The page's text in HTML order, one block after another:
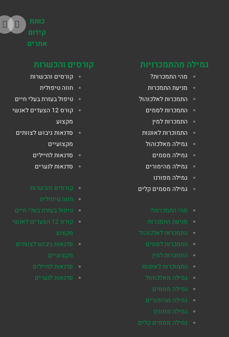
כוונת
קידום
אתרים
גמילה מהתמכרויות
מהי התמכרות?
מניעת התמכרות
התמכרות לאלכוהול
התמכרות לסמים
התמכרות למין
התמוכרות לאוננות
גמילה מאלכוהול
גמילה מסמים
גמילה מהימורים
גמילה מפורנו
גמילה מסמים קלים
מהי התמכרות?
מניעת התמכרות
התמכרות לאלכוהול
התמכרות לסמים
התמכרות למין
התמוכרות לאוננות
גמילה מאלכוהול
גמילה מסמים
גמילה מהימורים
גמילה מפורנו
גמילה מסמים קלים
קורסים והכשרות
קורסים והכשרות
חווה טיפולית
טיפול בעזרת בעלי חיים
קורס 12 הצעדים לאנשי
מקצוע
סדנאות גיבוש לצוותים
מקצועיים
סדנאות לחיילים
סדנאות לנערים
קורסים והכשרות
חווה טיפולית
טיפול בעזרת בעלי חיים
קורס 12 הצעדים לאנשי
מקצוע
סדנאות גיבוש לצוותים
מקצועיים
סדנאות לחיילים
סדנאות לנערים